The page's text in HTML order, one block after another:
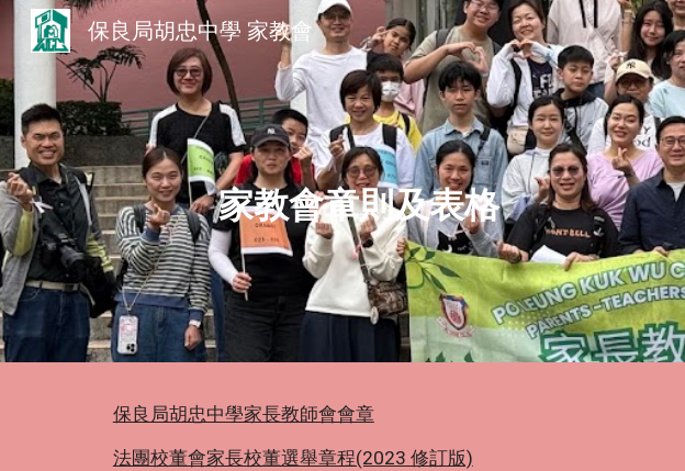
Skip to main content
保良局胡忠中學 家教會
家教會章則及表格
保良局胡忠中學家長教師會會章
法團校董會家長校董選舉章程(2023 修訂版)